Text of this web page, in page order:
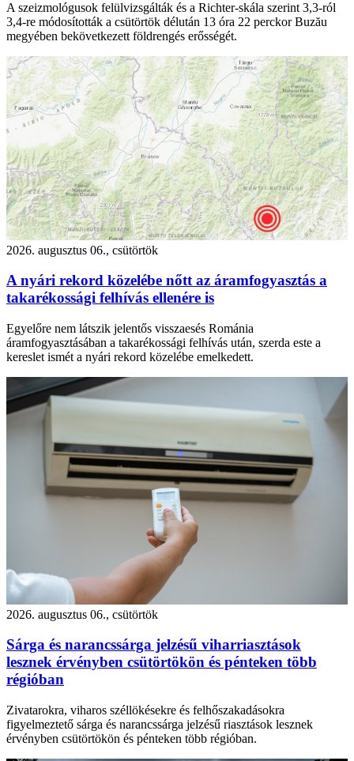
A szeizmológusok felülvizsgálták és a Richter-skála szerint 3,3-ról
3,4-re módosították a csütörtök délután 13 óra 22 perckor Buzău
megyében bekövetkezett földrengés erősségét.
2026. augusztus 06., csütörtök
A nyári rekord közelébe nőtt az áramfogyasztás a
takarékossági felhívás ellenére is
Egyelőre nem látszik jelentős visszaesés Románia
áramfogyasztásában a takarékossági felhívás után, szerda este a
kereslet ismét a nyári rekord közelébe emelkedett.
2026. augusztus 06., csütörtök
Sárga és narancssárga jelzésű viharriasztások
lesznek érvényben csütörtökön és pénteken több
régióban
Zivatarokra, viharos széllökésekre és felhőszakadásokra
figyelmeztető sárga és narancssárga jelzésű riasztások lesznek
érvényben csütörtökön és pénteken több régióban.